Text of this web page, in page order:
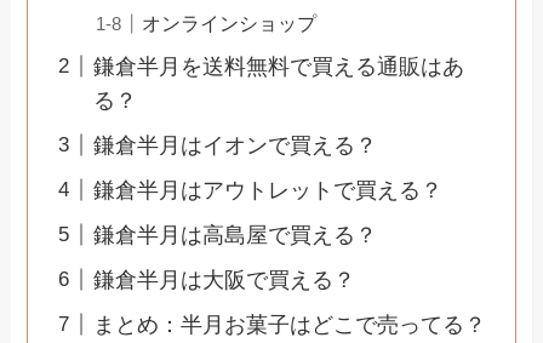
オンラインショップ
鎌倉半月を送料無料で買える通販はあ
る？
鎌倉半月はイオンで買える？
鎌倉半月はアウトレットで買える？
鎌倉半月は高島屋で買える？
鎌倉半月は大阪で買える？
まとめ：半月お菓子はどこで売ってる？